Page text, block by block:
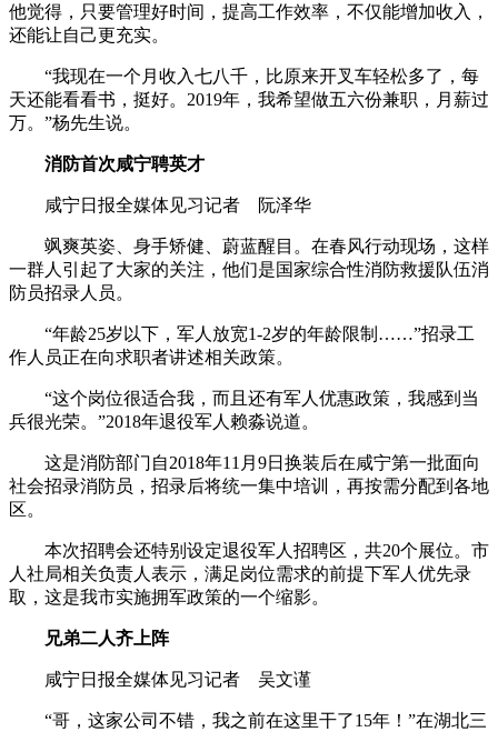
他觉得，只要管理好时间，提高工作效率，不仅能增加收入，
还能让自己更充实。
“我现在一个月收入七八千，比原来开叉车轻松多了，每
天还能看看书，挺好。2019年，我希望做五六份兼职，月薪过
万。”杨先生说。
消防首次咸宁聘英才
咸宁日报全媒体见习记者 阮泽华
飒爽英姿、身手矫健、蔚蓝醒目。在春风行动现场，这样
一群人引起了大家的关注，他们是国家综合性消防救援队伍消
防员招录人员。
“年龄25岁以下，军人放宽1-2岁的年龄限制……”招录工
作人员正在向求职者讲述相关政策。
“这个岗位很适合我，而且还有军人优惠政策，我感到当
兵很光荣。”2018年退役军人赖淼说道。
这是消防部门自2018年11月9日换装后在咸宁第一批面向
社会招录消防员，招录后将统一集中培训，再按需分配到各地
区。
本次招聘会还特别设定退役军人招聘区，共20个展位。市
人社局相关负责人表示，满足岗位需求的前提下军人优先录
取，这是我市实施拥军政策的一个缩影。
兄弟二人齐上阵
咸宁日报全媒体见习记者 吴文谨
“哥，这家公司不错，我之前在这里干了15年！”在湖北三